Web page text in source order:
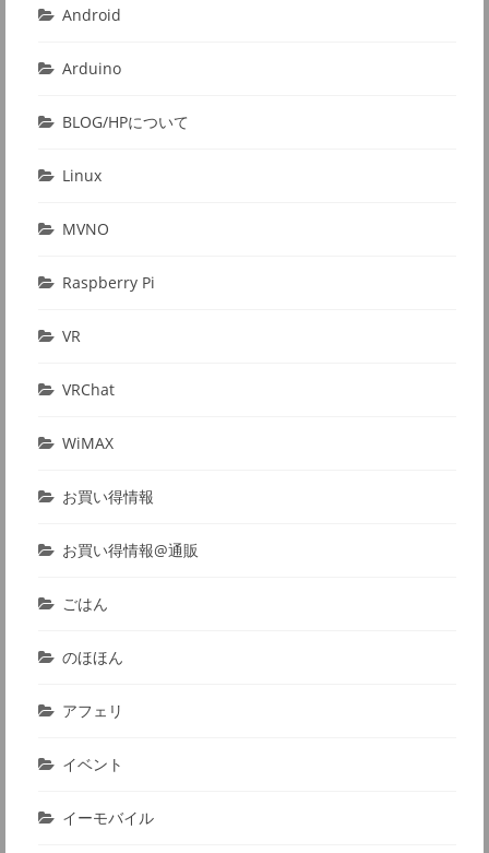
Android
Arduino
BLOG/HPについて
Linux
MVNO
Raspberry Pi
VR
VRChat
WiMAX
お買い得情報
お買い得情報@通販
ごはん
のほほん
アフェリ
イベント
イーモバイル